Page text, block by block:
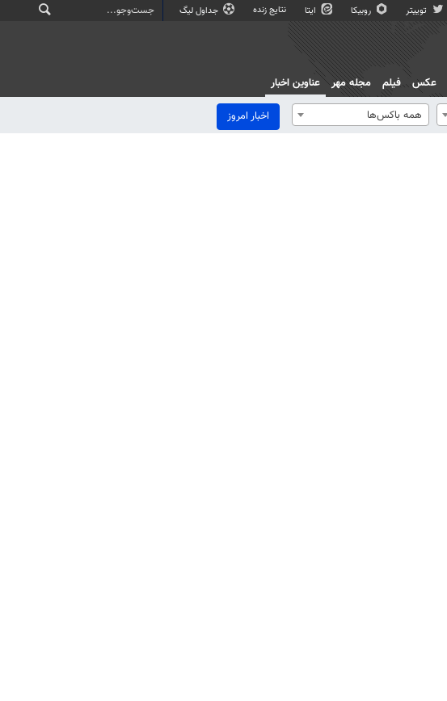
توییتر روبیکا ایتا نتایج زنده جداول لیگ
عکس فیلم مجله مهر
عناوین اخبار
همه باکس‌ها اخبار امروز